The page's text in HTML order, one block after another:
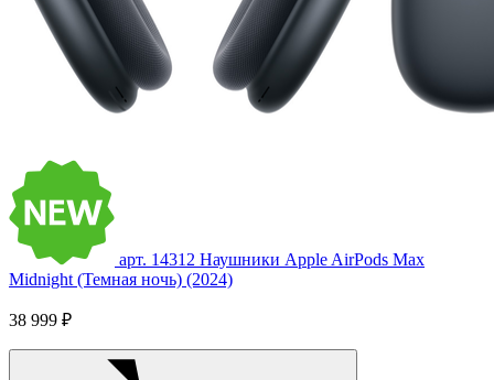
арт. 14312 Наушники Apple AirPods Max
Midnight (Темная ночь) (2024)
38 999 ₽